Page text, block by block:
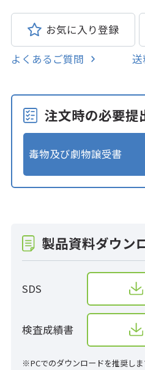
お気に入り登録
よくあるご質問
注文時の必要提
毒物及び劇物譲受書
製品資料ダウン
SDS
検査成績書
※PCでのダウンロードを推奨しま